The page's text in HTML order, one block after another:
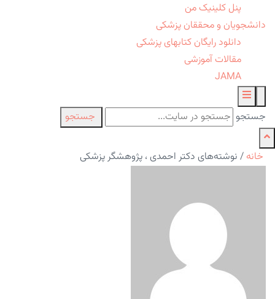
پنل کلینیک من
دانشجویان و محققان پزشکی
دانلود رایگان کتابهای پزشکی
مقالات آموزشی
JAMA
جستجو جستجو
خانه / نوشته‌های دکتر احمدی ، پژوهشگر پزشکی